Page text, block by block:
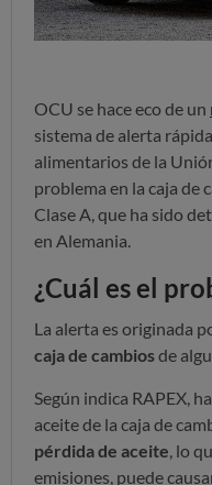
OCU se hace eco de un
sistema de alerta
alimentarios de la
problema en la caja de
Clase A, que ha sido
en Alemania.
¿Cuál es el
La alerta es originada
caja de cambiosde
Según indica RAPEX,
aceite de la caja de
pérdida de aceite , lo
emisiones, puede